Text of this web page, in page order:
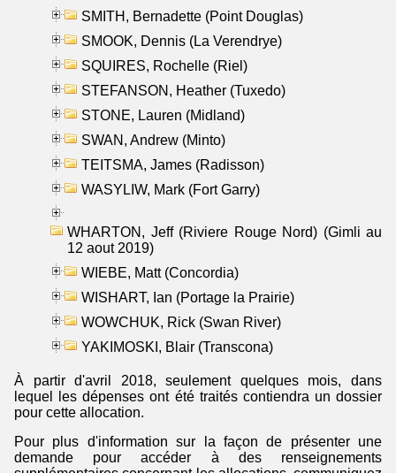
SMITH, Bernadette (Point Douglas)
SMOOK, Dennis (La Verendrye)
SQUIRES, Rochelle (Riel)
STEFANSON, Heather (Tuxedo)
STONE, Lauren (Midland)
SWAN, Andrew (Minto)
TEITSMA, James (Radisson)
WASYLIW, Mark (Fort Garry)
WHARTON, Jeff (Riviere Rouge Nord) (Gimli au
12 aout 2019)
WIEBE, Matt (Concordia)
WISHART, Ian (Portage la Prairie)
WOWCHUK, Rick (Swan River)
YAKIMOSKI, Blair (Transcona)
À partir d'avril 2018, seulement quelques mois, dans
lequel les dépenses ont été traités contiendra un dossier
pour cette allocation.
Pour plus d'information sur la façon de présenter une
demande pour accéder à des renseignements